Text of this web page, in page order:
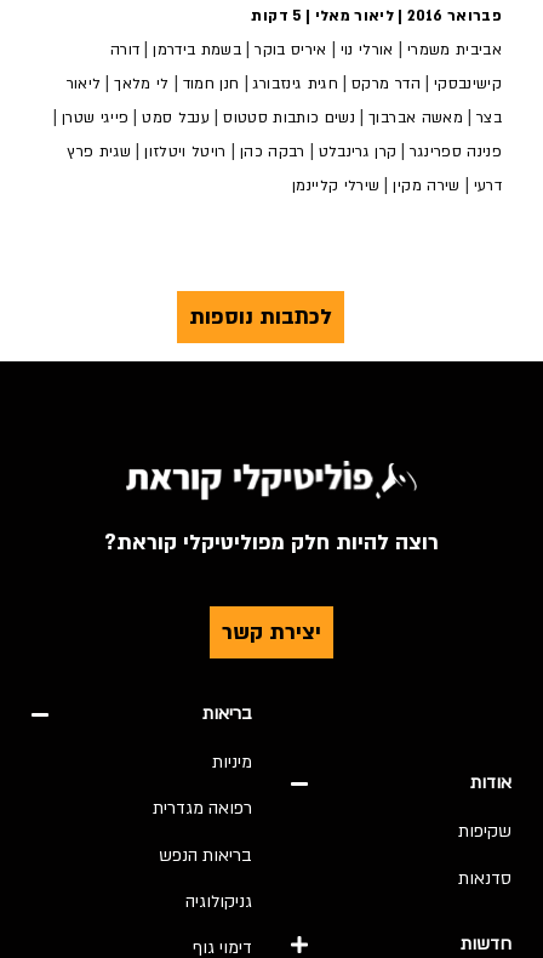
פברואר 2016 | ליאור מאלי | 5 דקות
אביבית משמרי | אורלי נוי | איריס בוקר| בשמת בידרמן| דורה
קישינבסקי | הדר מרקס| חגית גינזבורג| חנן חמוד | לי מלאך| ליאור
בצר | מאשה אברבוך| נשים כותבות סטטוס| ענבל סמט| פייגי שטרן |
פנינה ספרינגר| קרן גרינבלט | רבקה כהן | רויטל ויטלזון| שגית פרץ
דרעי | שירה מקין| שירלי קליינמן
לכתבות נוספות
רוצה להיות חלק מפוליטיקלי קוראת?
יצירת קשר
אודות
שקיפות
סדנאות
חדשות
בריאות
מיניות
רפואה מגדרית
בריאות הנפש
גניקולוגיה
דימוי גוף